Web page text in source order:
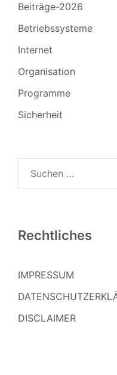
Beiträge-2026
Betriebssysteme
Internet
Organisation
Programme
Sicherheit
Rechtliches
IMPRESSUM
DISCLAIMER